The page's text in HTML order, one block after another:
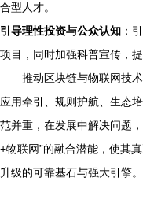
合型人才。
引导理性投资与公众认知 ：
项目，同时加强科普宣传，
推动区块链与物联网技
应用牵引、规则护航、生态
范并重，在发展中解决问题
+物联网”的融合潜能，使其
升级的可靠基石与强大引擎。